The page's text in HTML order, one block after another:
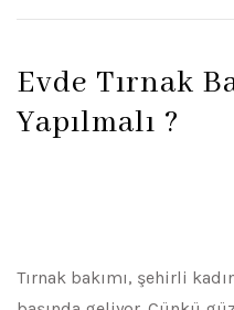
Evde Tırnak
Yapılmalı ?
Tırnak bakımı, şehirli